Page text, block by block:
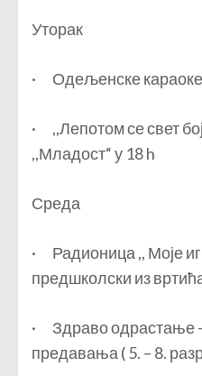
Уторак
· Одељенске караоке
· ,,Лепотом се свет
,,Младост“ у 18 h
Среда
· Радионица ,, Моје
предшколски из
· Здраво одрастање
предавања ( 5. – 8.